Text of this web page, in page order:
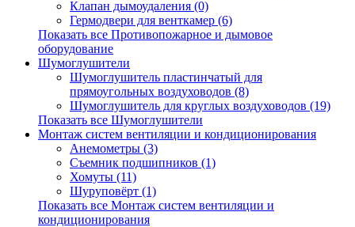
Клапан дымоудаления (0)
Гермодвери для венткамер (6)
Показать все Противопожарное и дымовое
оборудование
Шумоглушители
Шумоглушитель пластинчатый для
прямоугольных воздуховодов (8)
Шумоглушитель для круглых воздуховодов (19)
Показать все Шумоглушители
Монтаж систем вентиляции и кондиционирования
Анемометры (3)
Съемник подшипников (1)
Хомуты (11)
Шуруповёрт (1)
Показать все Монтаж систем вентиляции и
кондиционирования